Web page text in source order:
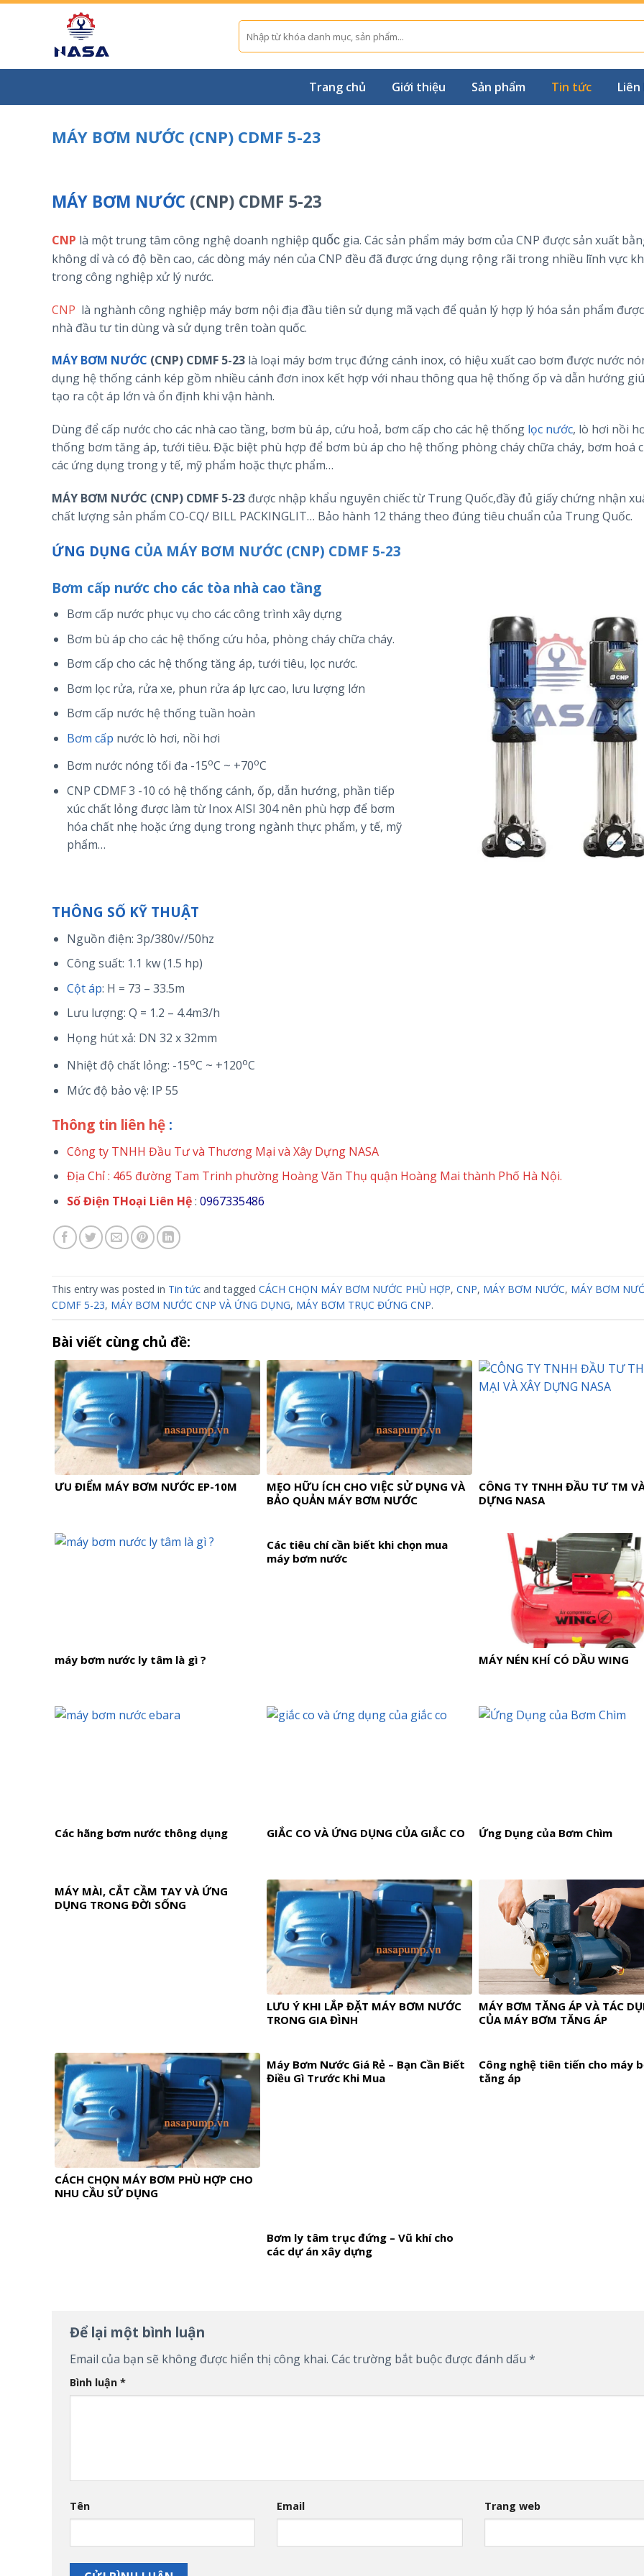
Skip
Tìm
kiếm:
Trang chủ Giới thiệu Sản phẩm Tin tức Liên
MÁY BƠM NƯỚC (CNP) CDMF 5-23
MÁY BƠM NƯỚC (CNP) CDMF 5-23
CNP là một trung tâm công nghệ doanh nghiệp quốc gia. Các sản phẩm máy bơm của CNP được sản xuất
không dỉ và có độ bền cao, các dòng máy nén của CNP đều đã được ứng dụng rộng rãi trong nhiều lĩnh vực
trong công nghiệp xử lý nước.
CNP là nghành công nghiệp máy bơm nội địa đầu tiên sử dụng mã vạch để quản lý hợp lý hóa sản phẩm
nhà đầu tư tin dùng và sử dụng trên toàn quốc.
MÁY BƠM NƯỚC (CNP) CDMF 5-23 là loại máy bơm trục đứng cánh inox, có hiệu xuất cao bơm được nước
dụng hệ thống cánh kép gồm nhiều cánh đơn inox kết hợp với nhau thông qua hệ thống ốp và dẫn hướng
tạo ra cột áp lớn và ổn định khi vận hành.
Dùng để cấp nước cho các nhà cao tầng, bơm bù áp, cứu hoả, bơm cấp cho các hệ thống lọc nước, lò hơi nồi
thống bơm tăng áp, tưới tiêu. Đặc biệt phù hợp để bơm bù áp cho hệ thống phòng cháy chữa cháy, bơm hoá
các ứng dụng trong y tế, mỹ phẩm hoặc thực phẩm…
MÁY BƠM NƯỚC (CNP) CDMF 5-23 được nhập khẩu nguyên chiếc từ Trung Quốc,đầy đủ giấy chứng nhận
chất lượng sản phẩm CO-CQ/ BILL PACKINGLIT… Bảo hành 12 tháng theo đúng tiêu chuẩn của Trung Quốc.
ỨNG DỤNG CỦA MÁY BƠM NƯỚC (CNP) CDMF 5-23
Bơm cấp nước cho các tòa nhà cao tầng
Bơm cấp nước phục vụ cho các công trình xây dựng
Bơm bù áp cho các hệ thống cứu hỏa, phòng cháy chữa cháy.
Bơm cấp cho các hệ thống tăng áp, tưới tiêu, lọc nước.
Bơm lọc rửa, rửa xe, phun rửa áp lực cao, lưu lượng lớn
Bơm cấp nước hệ thống tuần hoàn
Bơm cấp nước lò hơi, nồi hơi
Bơm nước nóng tối đa -15oC ~ +70oC
CNP CDMF 3 -10 có hệ thống cánh, ốp, dẫn hướng, phần tiếp
xúc chất lỏng được làm từ Inox AISI 304 nên phù hợp để bơm
hóa chất nhẹ hoặc ứng dụng trong ngành thực phẩm, y tế, mỹ
phẩm…
THÔNG SỐ KỸ THUẬT
Nguồn điện: 3p/380v//50hz
Công suất: 1.1 kw (1.5 hp)
Cột áp: H = 73 – 33.5m
Lưu lượng: Q = 1.2 – 4.4m3/h
Họng hút xả: DN 32 x 32mm
Nhiệt độ chất lỏng: -15oC ~ +120oC
Mức độ bảo vệ: IP 55
Thông tin liên hệ :
Công ty TNHH Đầu Tư và Thương Mại và Xây Dựng NASA
Địa Chỉ : 465 đường Tam Trinh phường Hoàng Văn Thụ quận Hoàng Mai thành Phố Hà Nội.
Số Điện THoại Liên Hệ: 0967335486
This entry was posted in Tin tức and tagged CÁCH CHỌN MÁY BƠM NƯỚC PHÙ HỢP, CNP, MÁY BƠM NƯỚC, MÁY BƠM
CDMF 5-23, MÁY BƠM NƯỚC CNP VÀ ỨNG DỤNG, MÁY BƠM TRỤC ĐỨNG CNP.
Bài viết cùng chủ đề:
ƯU ĐIỂM MÁY BƠM NƯỚC EP-10M
MẸO HỮU ÍCH CHO VIỆC SỬ DỤNG VÀ
BẢO QUẢN MÁY BƠM NƯỚC
CÔNG TY TNHH ĐẦU TƯ TM
DỰNG NASA
máy bơm nước ly tâm là gì ?
Các tiêu chí cần biết khi chọn mua
máy bơm nước
MÁY NÉN KHÍ CÓ DẦU WING
Các hãng bơm nước thông dụng GIẮC CO VÀ ỨNG DỤNG CỦA GIẮC CO Ứng Dụng của Bơm Chìm
MÁY MÀI, CẮT CẦM TAY VÀ ỨNG
DỤNG TRONG ĐỜI SỐNG
LƯU Ý KHI LẮP ĐẶT MÁY BƠM NƯỚC
TRONG GIA ĐÌNH
MÁY BƠM TĂNG ÁP VÀ TÁC
CỦA MÁY BƠM TĂNG ÁP
CÁCH CHỌN MÁY BƠM PHÙ HỢP CHO
NHU CẦU SỬ DỤNG
Máy Bơm Nước Giá Rẻ – Bạn Cần Biết
Điều Gì Trước Khi Mua
Công nghệ tiên tiến cho máy
tăng áp
Bơm ly tâm trục đứng – Vũ khí cho
các dự án xây dựng
Để lại một bình luận
Email của bạn sẽ không được hiển thị công khai. Các trường bắt buộc được đánh dấu *
Bình luận *
Tên Email Trang web